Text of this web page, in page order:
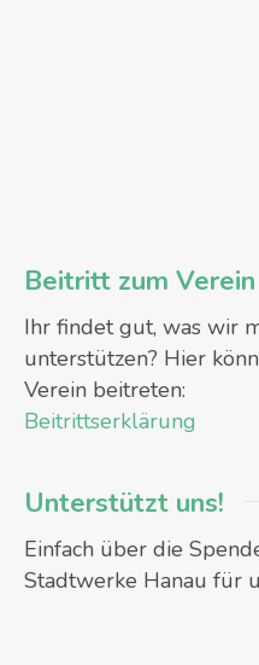
Beitritt zum Verein
Ihr findet gut, was wir
unterstützen? Hier
Verein beitreten:
Beitrittserklärung
Unterstützt uns!
Einfach über die
Stadtwerke Hanau für